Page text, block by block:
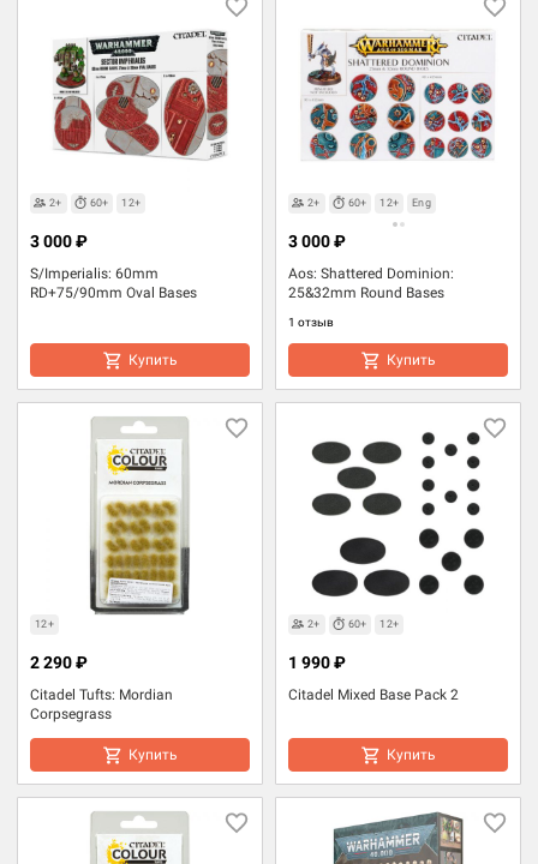
2+ 60+ 12+
S/Imperialis: 60mm
RD+75/90mm Oval Bases
3 000 ₽
Купить
2+ 60+ 12+ Eng
Aos: Shattered Dominion:
25&32mm Round Bases
1 отзыв
3 000 ₽
Купить
12+
Citadel Tufts: Mordian
Corpsegrass
2 290 ₽
Купить
2+ 60+ 12+
Citadel Mixed Base Pack 2
1 990 ₽
Купить